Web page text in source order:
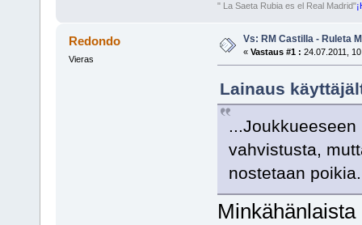
" La Saeta Rubia es el Real Madrid"
Redondo
Vieras
Vs: RM Castilla - Ruleta
« Vastaus #1 : 24.07.2011,
Lainaus
vahvistusta,
nostetaan